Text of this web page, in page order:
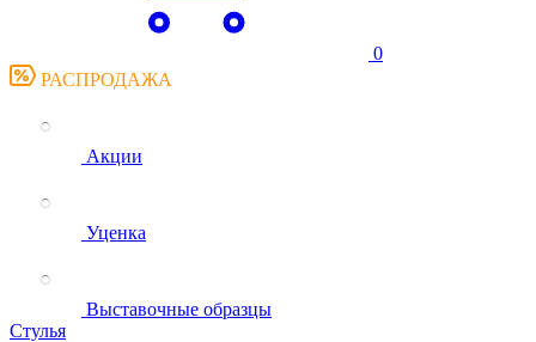
0
РАСПРОДАЖА
Акции
Уценка
Выставочные образцы
Стулья